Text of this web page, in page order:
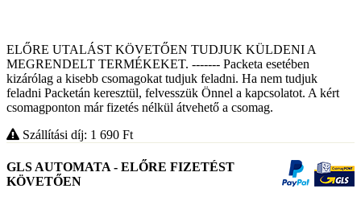
ELŐRE UTALÁST KÖVETŐEN TUDJUK KÜLDENI A
MEGRENDELT TERMÉKEKET. ------- Packeta esetében
kizárólag a kisebb csomagokat tudjuk feladni. Ha nem tudjuk
feladni Packetán keresztül, felvesszük Önnel a kapcsolatot. A kért
csomagponton már fizetés nélkül átvehető a csomag.
Szállítási díj: 1 690 Ft
GLS AUTOMATA - ELŐRE FIZETÉST
KÖVETŐEN